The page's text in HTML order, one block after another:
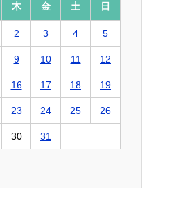
木 金 土 日
2 3 4 5
9 10 11 12
16 17 18 19
23 24 25 26
30 31